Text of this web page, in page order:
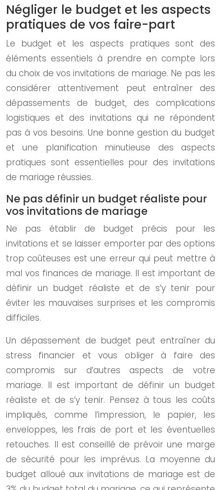
Négliger le budget et les aspects
pratiques de vos faire-part
Le budget et les aspects pratiques sont des
éléments essentiels à prendre en compte lors
du choix de vos invitations de mariage. Ne pas les
considérer attentivement peut entraîner des
dépassements de budget, des complications
logistiques et des invitations qui ne répondent
pas à vos besoins. Une bonne gestion du budget
et une planification minutieuse des aspects
pratiques sont essentielles pour des invitations
de mariage réussies.
Ne pas définir un budget réaliste pour
vos invitations de mariage
Ne pas établir de budget précis pour les
invitations et se laisser emporter par des options
trop coûteuses est une erreur qui peut mettre à
mal vos finances de mariage. Il est important de
définir un budget réaliste et de s’y tenir pour
éviter les mauvaises surprises et les compromis
difficiles.
Un dépassement de budget peut entraîner du
stress financier et vous obliger à faire des
compromis sur d’autres aspects de votre
mariage. Il est important de définir un budget
réaliste et de s’y tenir. Pensez à tous les coûts
impliqués, comme l’impression, le papier, les
enveloppes, les frais de port et les éventuelles
retouches. Il est conseillé de prévoir une marge
de sécurité pour les imprévus. La moyenne du
budget alloué aux invitations de mariage est de